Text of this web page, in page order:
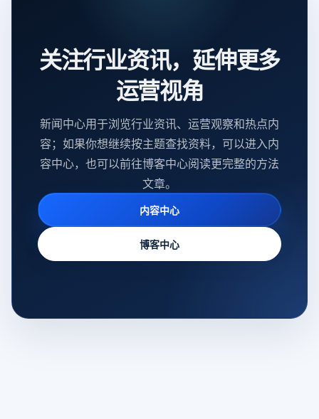
关注行业资讯，延伸更多
运营视角
新闻中心用于浏览行业资讯、运营观察和热点内
容；如果你想继续按主题查找资料，可以进入内
容中心，也可以前往博客中心阅读更完整的方法
文章。
内容中心
博客中心